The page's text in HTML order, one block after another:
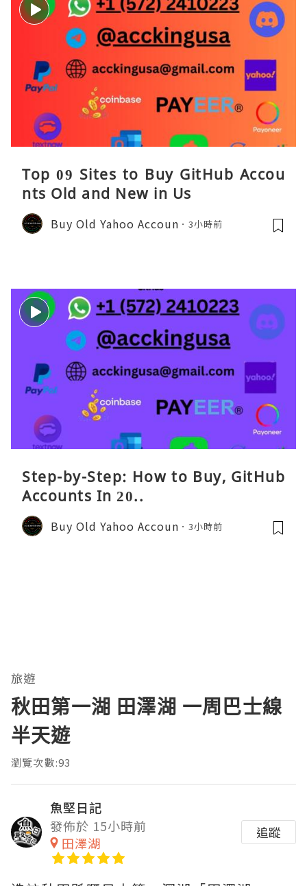
Top 09 Sites to Buy GitHub Accou
nts Old and New in Us
Buy Old Yahoo Accoun 3小時前
Step-by-Step: How to Buy, GitHub
Accounts In 20..
Buy Old Yahoo Accoun 3小時前
旅遊
秋田第一湖 田澤湖 一周巴士線
半天遊
瀏覽次數:93
魚堅日記
發佈於 15小時前
田澤湖
追蹤